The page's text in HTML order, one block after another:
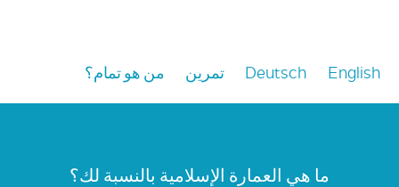
من هو تمام؟ تمرين Deutsch English
ما هي العمارة الإسلامية بالنسبة لك؟